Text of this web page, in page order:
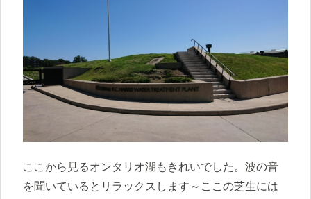
ここから見るオンタリオ湖もきれいでした。波の音
を聞いているとリラックスします～ここの芝生には